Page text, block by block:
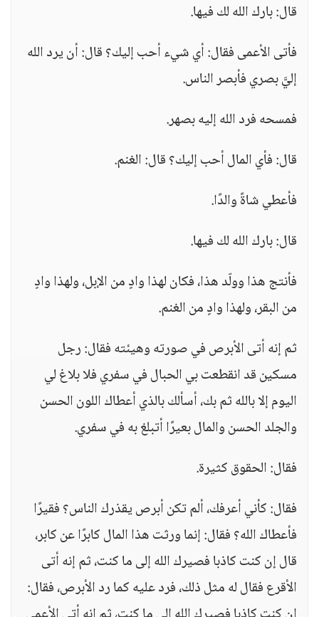
قال: بارك الله لك فيها.
فأتى الأعمى فقال: أي شيء أحب إليك؟ قال: أن يرد الله
إليَّ بصري فأبصر الناس.
فمسحه فرد الله إليه بصهر.
قال: فأي المال أحب إليك؟ قال: الغنم.
فأعطي شاةً والدًا.
قال: بارك الله لك فيها.
فأنتج هذا وولّد هذا، فكان لهذا وادٍ من الإبل، ولهذا وادٍ
من البقر، ولهذا وادٍ من الغنم.
ثم إنه أتى الأبرص في صورته وهيئته فقال: رجل
مسكين قد انقطعت بي الحبال في سفري فلا بلاغ لي
اليوم إلا بالله ثم بك، أسألك بالذي أعطاك اللون الحسن
والجلد الحسن والمال بعيرًا أتبلغ به في سفري.
فقال: الحقوق كثيرة.
فقال: كأني أعرفك، ألم تكن أبرص يقذرك الناس؟ فقيرًا
فأعطاك الله؟ فقال: إنما ورثت هذا المال كابرًا عن كابر،
قال إن كنت كاذبا فصيرك الله إلى ما كنت، ثم إنه أتى
الأقرع فقال له مثل ذلك، فرد عليه كما رد الأبرص، فقال: